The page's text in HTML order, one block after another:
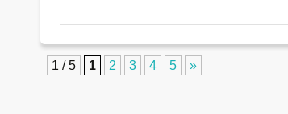
1 / 5 1 2 3 4 5 »